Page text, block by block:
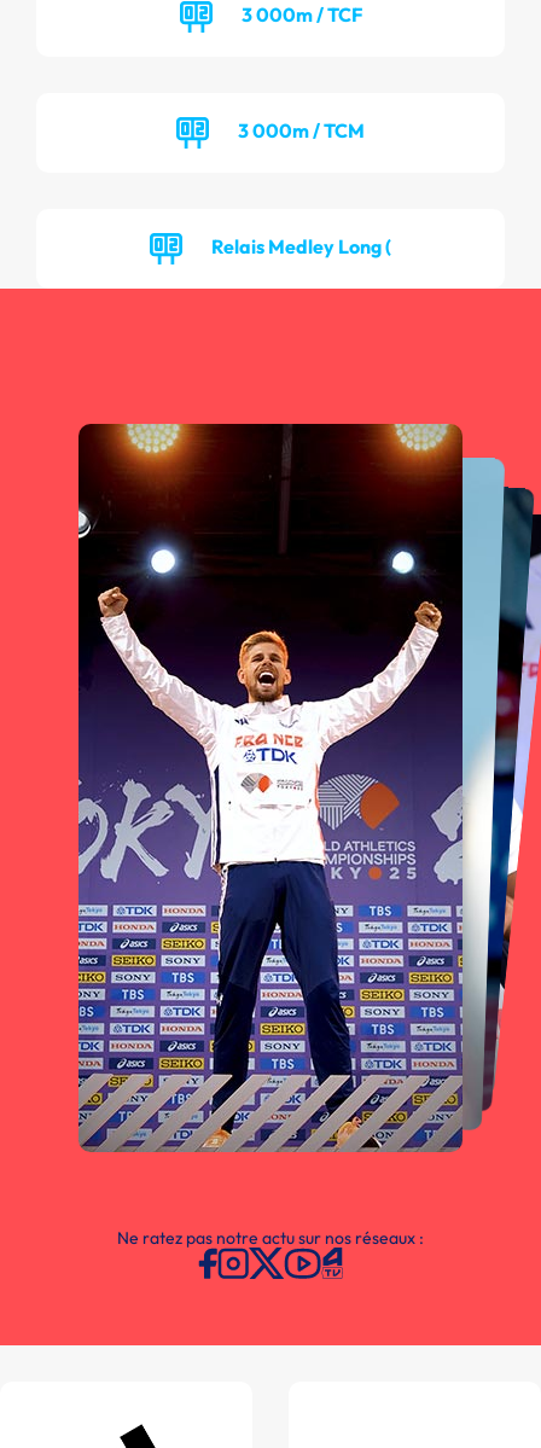
3 000m / TCF
3 000m / TCM
Relais Medley Long (
Ne ratez pas notre actu sur nos réseaux :